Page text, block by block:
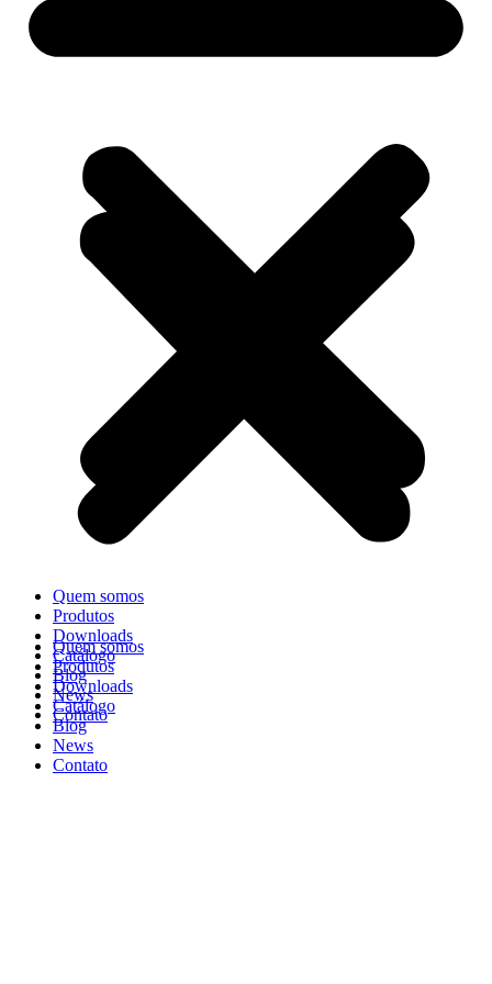
Quem somos
Produtos
Downloads
Catálogo
Blog
News
Contato
Quem somos
Produtos
Downloads
Catálogo
Blog
News
Contato